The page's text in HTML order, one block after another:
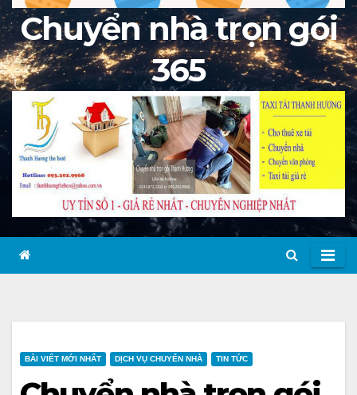
Chuyển nhà trọn gói
365
BÀI VIẾT MỚI NHẤT DỊCH VỤ CHUYỂN NHÀ TIN TỨC